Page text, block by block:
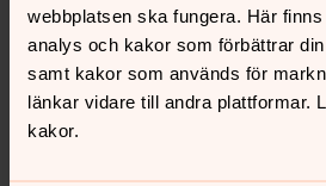
webbplatsen ska fungera. Här
analys och kakor som förbättrar
samt kakor som används för
länkar vidare till andra plattformar.
kakor.